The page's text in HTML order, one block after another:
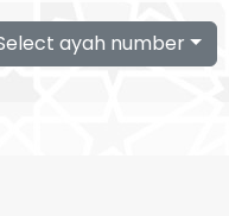
ayah number